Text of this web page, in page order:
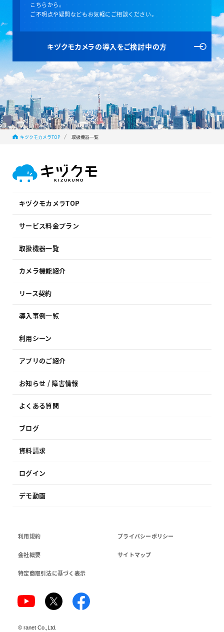
こちらから。
ご不明点や疑問などもお気軽にご相談ください。
キヅクモカメラの導入をご検討中の方
キヅクモカメラTOP 取扱機器一覧
キヅクモカメラTOP
サービス料金プラン
取扱機器一覧
カメラ機能紹介
リース契約
導入事例一覧
利用シーン
アプリのご紹介
お知らせ / 障害情報
よくある質問
ブログ
資料請求
ログイン
デモ動画
利用規約 プライバシーポリシー
会社概要 サイトマップ
特定商取引法に基づく表示
© ranet Co.,Ltd.